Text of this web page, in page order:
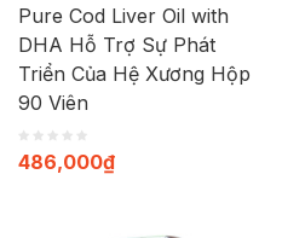
Pure Cod Liver Oil with
DHA Hỗ Trợ Sự Phát
Triển Của Hệ Xương Hộp
90 Viên
486,000₫